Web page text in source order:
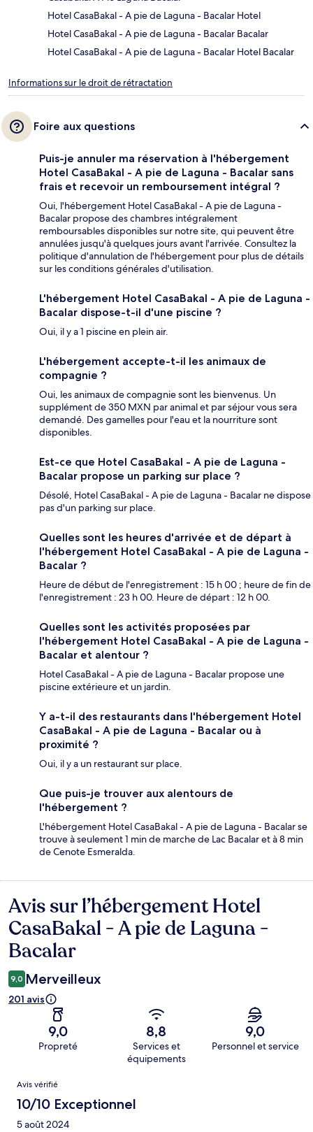
Hotel CasaBakal - A pie de Laguna - Bacalar Hotel
Hotel CasaBakal - A pie de Laguna - Bacalar Bacalar
Hotel CasaBakal - A pie de Laguna - Bacalar Hotel Bacalar
Informations sur le droit de rétractation
Foire aux questions
Puis-je annuler ma réservation à l'hébergement
Hotel CasaBakal - A pie de Laguna - Bacalar sans
frais et recevoir un remboursement intégral ?
Oui, l'hébergement Hotel CasaBakal - A pie de Laguna -
Bacalar propose des chambres intégralement
remboursables disponibles sur notre site, qui peuvent être
annulées jusqu'à quelques jours avant l'arrivée. Consultez la
politique d'annulation de l'hébergement pour plus de détails
sur les conditions générales d'utilisation.
L'hébergement Hotel CasaBakal - A pie de Laguna -
Bacalar dispose-t-il d'une piscine ?
Oui, il y a 1 piscine en plein air.
L'hébergement accepte-t-il les animaux de
compagnie ?
Oui, les animaux de compagnie sont les bienvenus. Un
supplément de 350 MXN par animal et par séjour vous sera
demandé. Des gamelles pour l'eau et la nourriture sont
disponibles.
Est-ce que Hotel CasaBakal - A pie de Laguna -
Bacalar propose un parking sur place ?
Désolé, Hotel CasaBakal - A pie de Laguna - Bacalar ne dispose
pas d'un parking sur place.
Quelles sont les heures d'arrivée et de départ à
l'hébergement Hotel CasaBakal - A pie de Laguna -
Bacalar ?
Heure de début de l'enregistrement : 15 h 00 ; heure de fin de
l'enregistrement : 23 h 00. Heure de départ : 12 h 00.
Quelles sont les activités proposées par
l'hébergement Hotel CasaBakal - A pie de Laguna -
Bacalar et alentour ?
Hotel CasaBakal - A pie de Laguna - Bacalar propose une
piscine extérieure et un jardin.
Y a-t-il des restaurants dans l'hébergement Hotel
CasaBakal - A pie de Laguna - Bacalar ou à
proximité ?
Oui, il y a un restaurant sur place.
Que puis-je trouver aux alentours de
l'hébergement ?
L'hébergement Hotel CasaBakal - A pie de Laguna - Bacalar se
trouve à seulement 1 min de marche de Lac Bacalar et à 8 min
de Cenote Esmeralda.
Avis
Avis sur l’hébergement Hotel
CasaBakal - A pie de Laguna -
Bacalar
9,0 Merveilleux
201 avis
9,0
Propreté
8,8
Services et
équipements
9,0
Personnel et service
Avis
Avis vérifié
10/10 Exceptionnel
5 août 2024